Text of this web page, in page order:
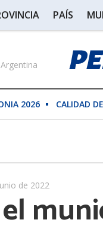
PAÍS
2026 CALIDAD
de 2022
el